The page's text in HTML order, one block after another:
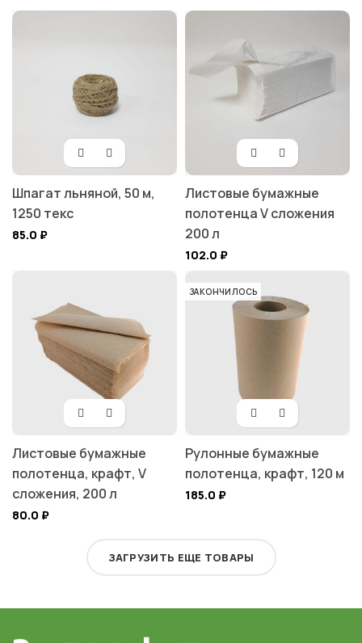
Шпагат льняной, 50 м,
1250 текс
85.0 ₽
Листовые бумажные
полотенца V сложения
200 л
102.0 ₽
Листовые бумажные
полотенца, крафт, V
сложения, 200 л
80.0 ₽
ЗАКОНЧИЛОСЬ
Рулонные бумажные
полотенца, крафт, 120 м
185.0 ₽
ЗАГРУЗИТЬ ЕЩЕ ТОВАРЫ